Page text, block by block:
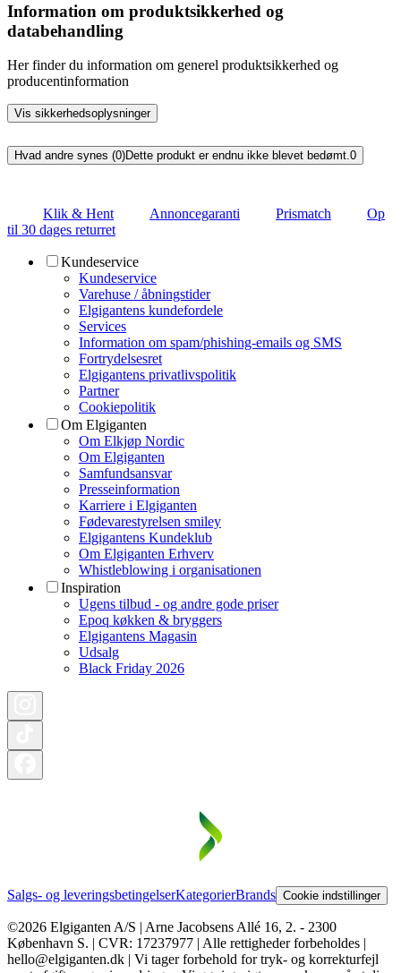
Information om produktsikkerhed og
databehandling
Her finder du information om generel produktsikkerhed og
producentinformation
Vis sikkerhedsoplysninger
Hvad andre synes (0)Dette produkt er endnu ikke blevet bedømt.0
Klik & Hent Annoncegaranti Prismatch
Op
til 30 dages returret
Kundeservice
Kundeservice
Varehuse / åbningstider
Elgigantens kundefordele
Services
Information om spam/phishing-emails og SMS
Fortrydelsesret
Elgigantens privatlivspolitik
Partner
Cookiepolitik
Om Elgiganten
Om Elkjøp Nordic
Om Elgiganten
Samfundsansvar
Presseinformation
Karriere i Elgiganten
Fødevarestyrelsen smiley
Elgigantens Kundeklub
Om Elgiganten Erhverv
Whistleblowing i organisationen
Inspiration
Ugens tilbud - og andre gode priser
Epoq køkken & bryggers
Elgigantens Magasin
Udsalg
Black Friday 2026
Salgs- og leveringsbetingelserKategorierBrands Cookie indstillinger
©2026 Elgiganten A/S | Arne Jacobsens Allé 16, 2. - 2300
København S. | CVR: 17237977 | Alle rettigheder forbeholdes |
hello@elgiganten.dk | Vi tager forbehold for tryk- og korrekturfejl